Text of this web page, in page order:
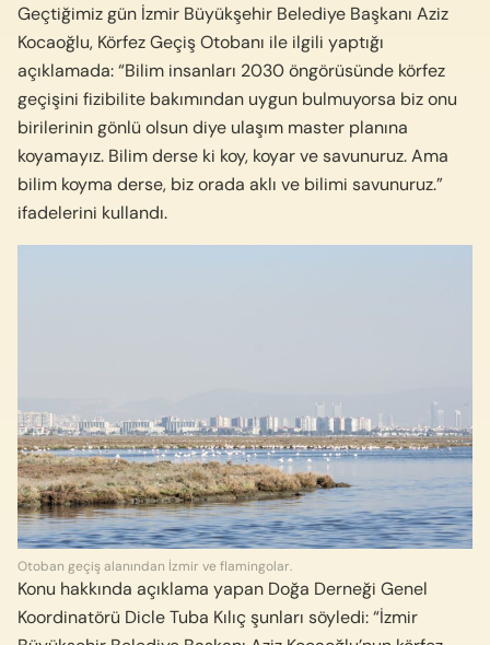
Geçtiğimiz gün İzmir Büyükşehir Belediye Başkanı Aziz
Kocaoğlu, Körfez Geçiş Otobanı ile ilgili yaptığı
açıklamada: “Bilim insanları 2030 öngörüsünde körfez
geçişini fizibilite bakımından uygun bulmuyorsa biz onu
birilerinin gönlü olsun diye ulaşım master planına
koyamayız. Bilim derse ki koy, koyar ve savunuruz. Ama
bilim koyma derse, biz orada aklı ve bilimi savunuruz.”
ifadelerini kullandı.
Otoban geçiş alanından İzmir ve flamingolar.
Konu hakkında açıklama yapan Doğa Derneği Genel
Koordinatörü Dicle Tuba Kılıç şunları söyledi: “İzmir